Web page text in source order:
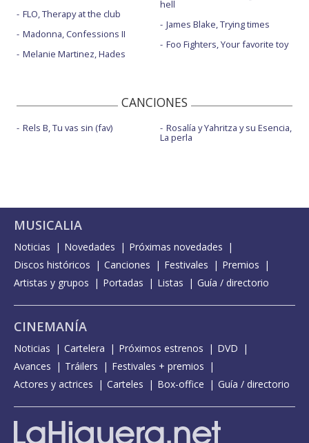
FLO, Therapy at the club
Madonna, Confessions II
Melanie Martinez, Hades
hell
James Blake, Trying times
Foo Fighters, Your favorite toy
CANCIONES
Rels B, Tu vas sin (fav) Rosalía y Yahritza y su Esencia,
La perla
MUSICALIA
Noticias Novedades
Próximas novedades
Discos históricos
Canciones Festivales
Premios
Artistas y grupos
Portadas Listas Guía / directorio
CINEMANÍA
Noticias Cartelera Próximos estrenos
DVD
Avances
Tráilers
Festivales + premios
Actores y actrices
Carteles Box-office Guía / directorio